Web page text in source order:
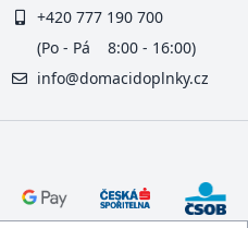
+420 777 190 700
(Po - Pá 8:00 - 16:00)
info@domacidoplnky.cz